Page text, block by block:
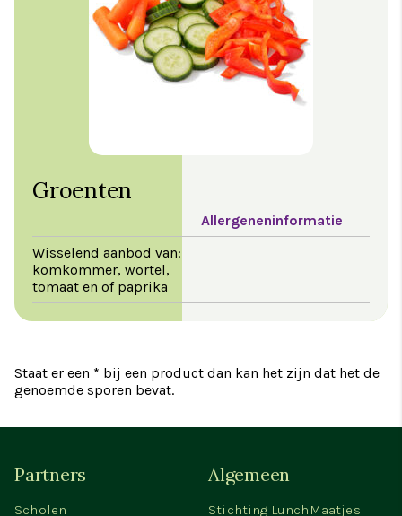
Groenten
Allergeneninformatie
Wisselend aanbod van:
komkommer, wortel,
tomaat en of paprika
Staat er een * bij een product dan kan het zijn dat het de
genoemde sporen bevat.
Partners
Scholen
Algemeen
Stichting LunchMaatjes